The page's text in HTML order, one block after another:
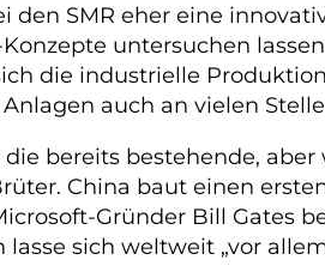
den SMR eher eine
Konzepte untersuchen
die industrielle
auch an vielen
die bereits bestehende,
China baut einen
Gründer Bill Gates
lasse sich weltweit „vor